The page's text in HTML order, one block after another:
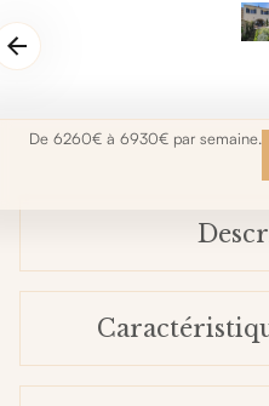
De 6260€ à 6930€ par semaine.